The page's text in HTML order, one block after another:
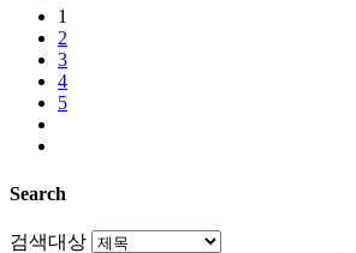
1
2
3
4
5
Search
검색대상